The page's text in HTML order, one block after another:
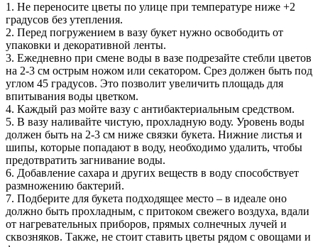
1. Не переносите цветы по улице при температуре ниже +2
градусов без утепления.
2. Перед погружением в вазу букет нужно освободить от
упаковки и декоративной ленты.
3. Ежедневно при смене воды в вазе подрезайте стебли цветов
на 2-3 см острым ножом или секатором. Срез должен быть под
углом 45 градусов. Это позволит увеличить площадь для
впитывания воды цветком.
4. Каждый раз мойте вазу с антибактериальным средством.
5. В вазу наливайте чистую, прохладную воду. Уровень воды
должен быть на 2-3 см ниже связки букета. Нижние листья и
шипы, которые попадают в воду, необходимо удалить, чтобы
предотвратить загнивание воды.
6. Добавление сахара и других веществ в воду способствует
размножению бактерий.
7. Подберите для букета подходящее место – в идеале оно
должно быть прохладным, с притоком свежего воздуха, вдали
от нагревательных приборов, прямых солнечных лучей и
сквозняков. Также, не стоит ставить цветы рядом с овощами и